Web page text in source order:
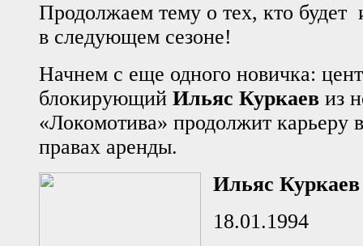
Продолжаем тему о тех, кто будет
в следующем сезоне!
Начнем с еще одного новичка:
блокирующий Ильяс Куркаев из
«Локомотива» продолжит карьеру
правах аренды.
Ильяс Куркаев
18.01.1994